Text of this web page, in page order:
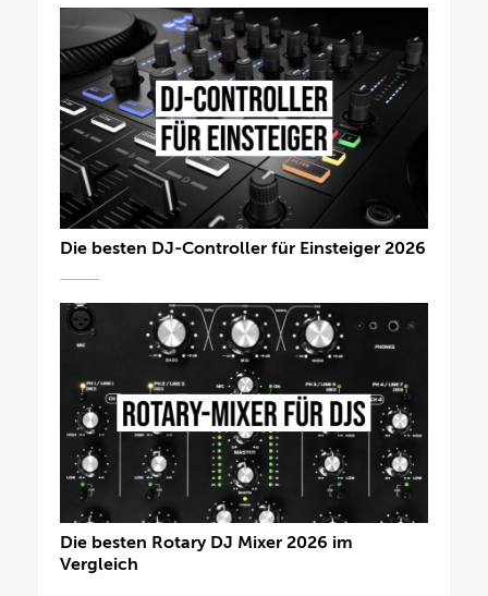
Die besten DJ-Controller für Einsteiger 2026
Die besten Rotary DJ Mixer 2026 im
Vergleich